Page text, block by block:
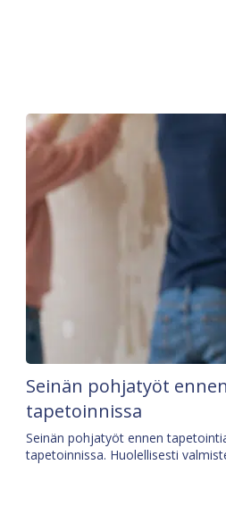
Seinän pohjatyöt
tapetoinnissa
Seinän pohjatyöt ennen
tapetoinnissa. Huolellisesti